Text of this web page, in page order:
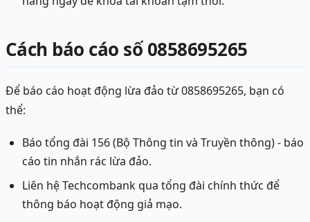
Cách báo cáo số 0858695265
Để báo cáo hoạt động lừa đảo từ 0858695265, bạn có
thể:
Báo tổng đài 156 (Bộ Thông tin và Truyền thông) - báo
cáo tin nhắn rác lừa đảo.
Liên hệ Techcombank qua tổng đài chính thức để
thông báo hoạt động giả mạo.